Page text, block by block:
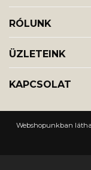
RÓLUNK
ÜZLETEINK
KAPCSOLAT
Webshopunkban